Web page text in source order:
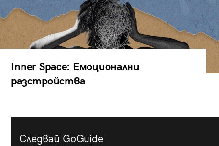
Inner Space: Емоционални
разстройства
Следвай GoGuide